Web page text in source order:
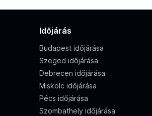
Időjárás
Budapest időjárása
Szeged időjárása
Debrecen időjárása
Miskolc időjárása
Pécs időjárása
Szombathely időjárása